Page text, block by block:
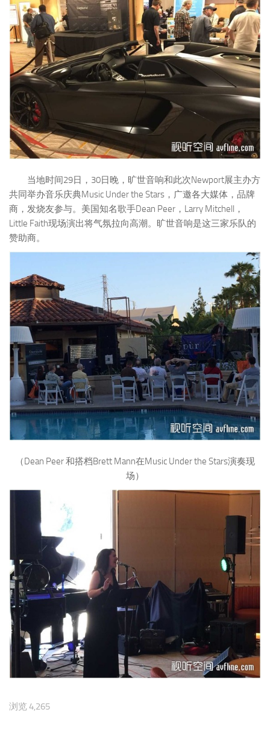
当地时间29日，30日晚，旷世音响和此次Newport展主办方
共同举办音乐庆典Music Under the Stars，广邀各大媒体，品牌
商，发烧友参与。美国知名歌手Dean Peer，Larry Mitchell，
Little Faith现场演出将气氛拉向高潮。旷世音响是这三家乐队的
赞助商。
（Dean Peer 和搭档Brett Mann在Music Under the Stars演奏现
场）
浏览 4,265